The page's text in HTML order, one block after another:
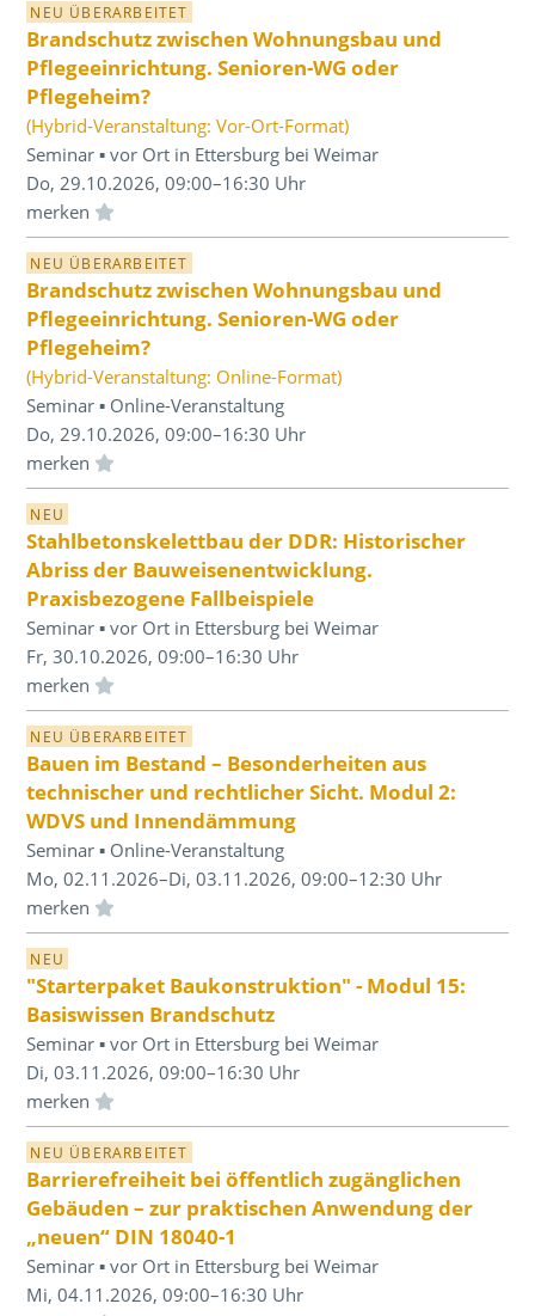
NEU ÜBERARBEITET
Brandschutz zwischen Wohnungsbau und
Pflegeeinrichtung. Senioren-WG oder
Pflegeheim?
(Hybrid-Veranstaltung: Vor-Ort-Format)
Seminar ▪ vor Ort in Ettersburg bei Weimar
Do, 29.10.2026, 09:00–16:30 Uhr
Einloggen und Merkliste benutzen
NEU ÜBERARBEITET
Brandschutz zwischen Wohnungsbau und
Pflegeeinrichtung. Senioren-WG oder
Pflegeheim?
(Hybrid-Veranstaltung: Online-Format)
Seminar ▪ Online-Veranstaltung
Do, 29.10.2026, 09:00–16:30 Uhr
Einloggen und Merkliste benutzen
NEU
Stahlbetonskelettbau der DDR: Historischer
Abriss der Bauweisenentwicklung.
Praxisbezogene Fallbeispiele
Seminar ▪ vor Ort in Ettersburg bei Weimar
Fr, 30.10.2026, 09:00–16:30 Uhr
Einloggen und Merkliste benutzen
NEU ÜBERARBEITET
Bauen im Bestand – Besonderheiten aus
technischer und rechtlicher Sicht. Modul 2:
WDVS und Innendämmung
Seminar ▪ Online-Veranstaltung
Mo, 02.11.2026–Di, 03.11.2026, 09:00–12:30 Uhr
Einloggen und Merkliste benutzen
NEU
"Starterpaket Baukonstruktion" - Modul 15:
Basiswissen Brandschutz
Seminar ▪ vor Ort in Ettersburg bei Weimar
Di, 03.11.2026, 09:00–16:30 Uhr
Einloggen und Merkliste benutzen
NEU ÜBERARBEITET
Barrierefreiheit bei öffentlich zugänglichen
Gebäuden – zur praktischen Anwendung der
„neuen“ DIN 18040-1
Seminar ▪ vor Ort in Ettersburg bei Weimar
Mi, 04.11.2026, 09:00–16:30 Uhr